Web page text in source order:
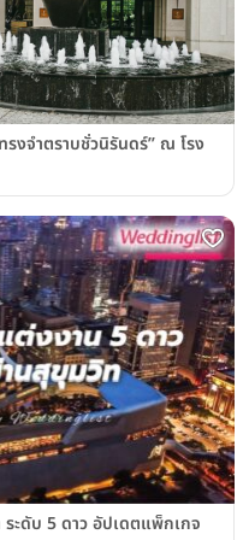
งจำตราบชั่วนิรันดร์” ณ โรง
ะดับ 5 ดาว อัปเดตแพ็กเกจ